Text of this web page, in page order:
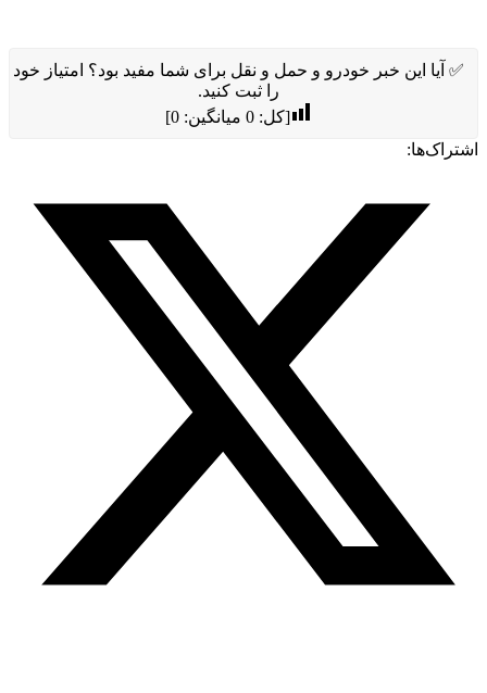
✅ آیا این خبر خودرو و حمل و نقل برای شما مفید بود؟ امتیاز خود
را ثبت کنید.
[کل:0 میانگین:0
]
اشتراک‌ها: